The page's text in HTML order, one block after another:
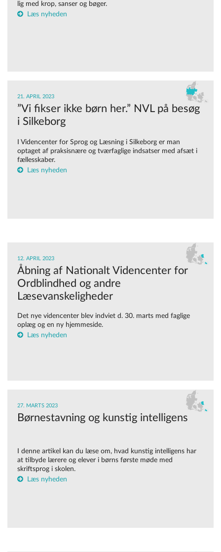
lig med krop, sanser og bøger.
Læs nyheden
21. APRIL 2023
”Vi fikser ikke børn her.” NVL på besøg
i Silkeborg
I Videncenter for Sprog og Læsning i Silkeborg er man
optaget af praksisnære og tværfaglige indsatser med afsæt i
fællesskaber.
Læs nyheden
12. APRIL 2023
Åbning af Nationalt Videncenter for
Ordblindhed og andre
Læsevanskeligheder
Det nye videncenter blev indviet d. 30. marts med faglige
oplæg og en ny hjemmeside.
Læs nyheden
27. MARTS 2023
Børnestavning og kunstig intelligens
I denne artikel kan du læse om, hvad kunstig intelligens har
at tilbyde lærere og elever i børns første møde med
skriftsprog i skolen.
Læs nyheden